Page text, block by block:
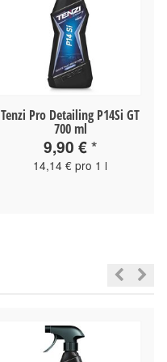
Tenzi Pro Detailing P14Si GT
700 ml
9,90 €*
14,14 € pro 1 l